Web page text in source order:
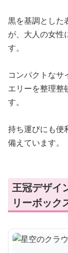
黒を基調とした
が、大人の女性
す。
コンパクトなサ
エリーを整理整
す。
持ち運びにも便
備えています。
王冠デザイ
リーボック